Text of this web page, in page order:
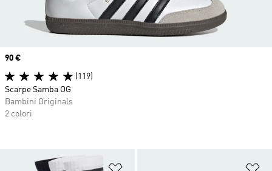
Aggiungi alla lista dei desideri
Price
90 €
(119)
Scarpe Samba OG
Bambini Originals
2 colori